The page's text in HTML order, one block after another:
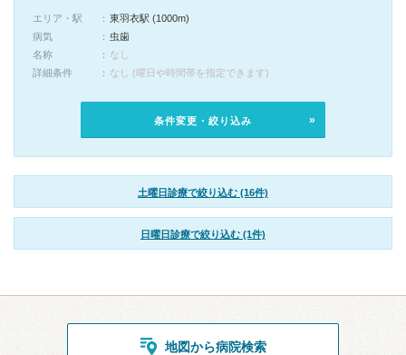
エリア・駅
東羽衣駅 (1000m)
病気
虫歯
名称
なし
詳細条件
なし (曜日や時間帯を指定できます)
条件変更・絞り込み
土曜日診療で絞り込む (16件)
日曜日診療で絞り込む (1件)
地図から病院検索